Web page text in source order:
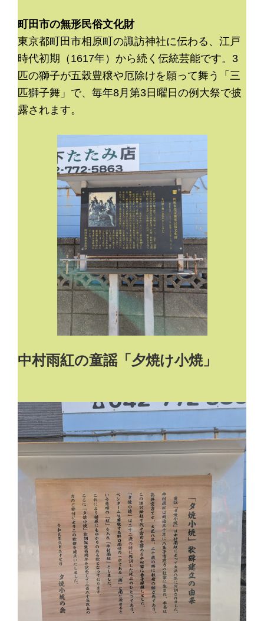
町田市の無形民俗文化財
東京都町田市相原町の諏訪神社に伝わる、江戸
時代初期（1617年）から続く伝統芸能です。3
匹の獅子が五穀豊穣や厄除けを願って舞う「三
匹獅子舞」で、毎年8月第3日曜日の例大祭で披
露されます。
中村雨紅の童謡「夕焼け小焼」